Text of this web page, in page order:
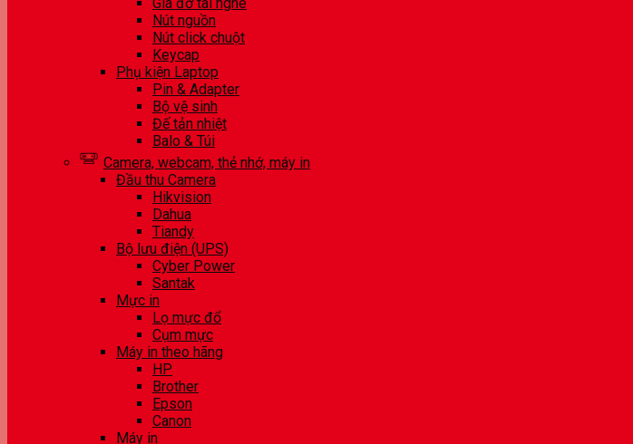
Nút nguồn
Nút click chuột
Keycap
Phụ kiện Laptop
Pin & Adapter
Bộ vệ sinh
Đế tản nhiệt
Balo & Túi
Camera, webcam, thẻ nhớ, máy in
Đầu thu Camera
Hikvision
Dahua
Tiandy
Bộ lưu điện (UPS)
Cyber Power
Santak
Mực in
Lọ mực đổ
Cụm mực
Máy in theo hãng
HP
Brother
Epson
Canon
Máy in